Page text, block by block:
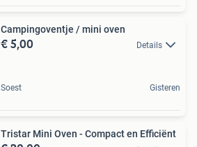
Campingoventje / mini oven
€ 5,00 Details
Soest Gisteren
Tristar Mini Oven - Compact en Efficiënt